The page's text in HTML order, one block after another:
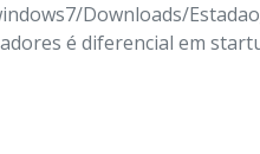
Downloads/
é diferencial em